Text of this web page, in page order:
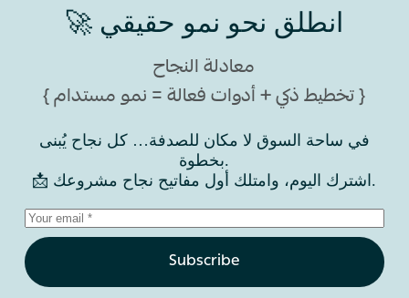
🚀 انطلق نحو نمو حقيقي
معادلة النجاح
{ تخطيط ذكي + أدوات فعالة = نمو مستدام }
في ساحة السوق لا مكان للصدفة… كل نجاح يُبنى
بخطوة.
📩 اشترك اليوم، وامتلك أول مفاتيح نجاح مشروعك.
Subscribe